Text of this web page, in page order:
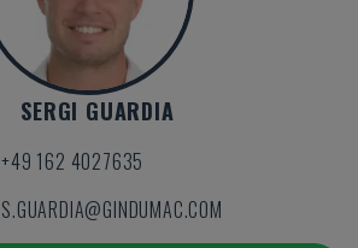
SERGI GUARDIA
+49 162 4027635
S.GUARDIA@GINDUMAC.COM